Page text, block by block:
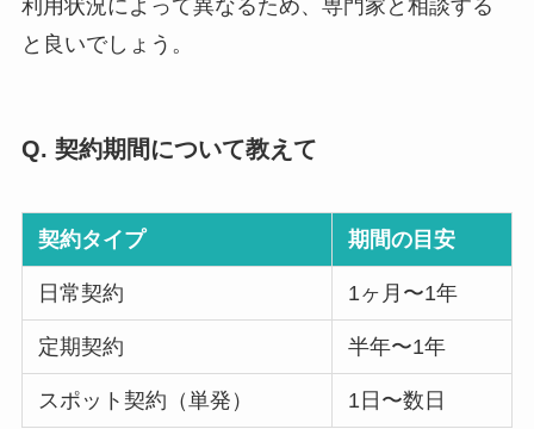
利用状況によって異なるため、専門家と相談する
と良いでしょう。
Q. 契約期間について教えて
契約タイプ 期間の目安
日常契約 1ヶ月〜1年
定期契約 半年〜1年
スポット契約（単発） 1日〜数日